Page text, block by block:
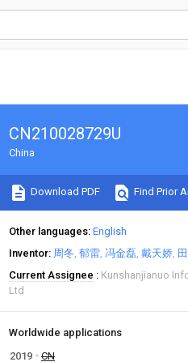
CN210028729U
China
Download PDF Find Prior
Other languages English
Inventor 周冬 郁雷 冯金磊 戴天娇
Current Assignee
Kunshanjianuo
Ltd
Worldwide applications
2019
CN